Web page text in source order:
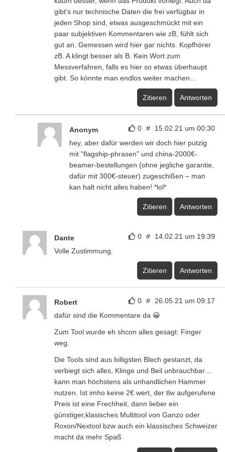
gibt's nur technische Daten die frei verfügbar in
jeden Shop sind, etwas ausgeschmückt mit ein
paar subjektiven Kommentaren wie zB, fühlt sich
gut an. Gemessen wird hier gar nichts. Kopfhörer
zB. A klingt besser als B. Kein Wort zum
Messverfahren, falls es hier so etwas überhaupt
gibt. So könnte man endlos weiter machen…
Zitieren Antworten
0 # 15.02.21 um 00:30
Anonym
hey, aber dafür werden wir doch hier putzig
mit "flagship-phrasen" und china-2000€-
beamer-bestellungen (ohne jegliche garantie,
dafür mit 300€-steuer) zugeschißen – man
kan halt nicht alles haben! *lol*
Zitieren Antworten
0 # 14.02.21 um 19:39
Dante
Volle Zustimmung.
Zitieren Antworten
0 # 26.05.21 um 09:17
Robert
dafür sind die Kommentare da 😀
Zum Tool wurde eh shcon alles gesagt: Finger
weg.
Die Tools sind aus billigsten Blech gestanzt, da
verbiegt sich alles, Klinge und Beil unbrauchbar…
kann man höchstens als unhandlichen Hammer
nutzen. Ist imho keine 2€ wert, der tlw aufgerufene
Preis ist eine Frechheit, dann lieber ein
günstiger,klasisches Multitool von Ganzo oder
Roxon/Nextool bzw auch ein klassisches Schweizer
macht da mehr Spaß